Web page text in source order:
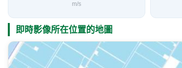
m/s
即時影像所在位置的地圖